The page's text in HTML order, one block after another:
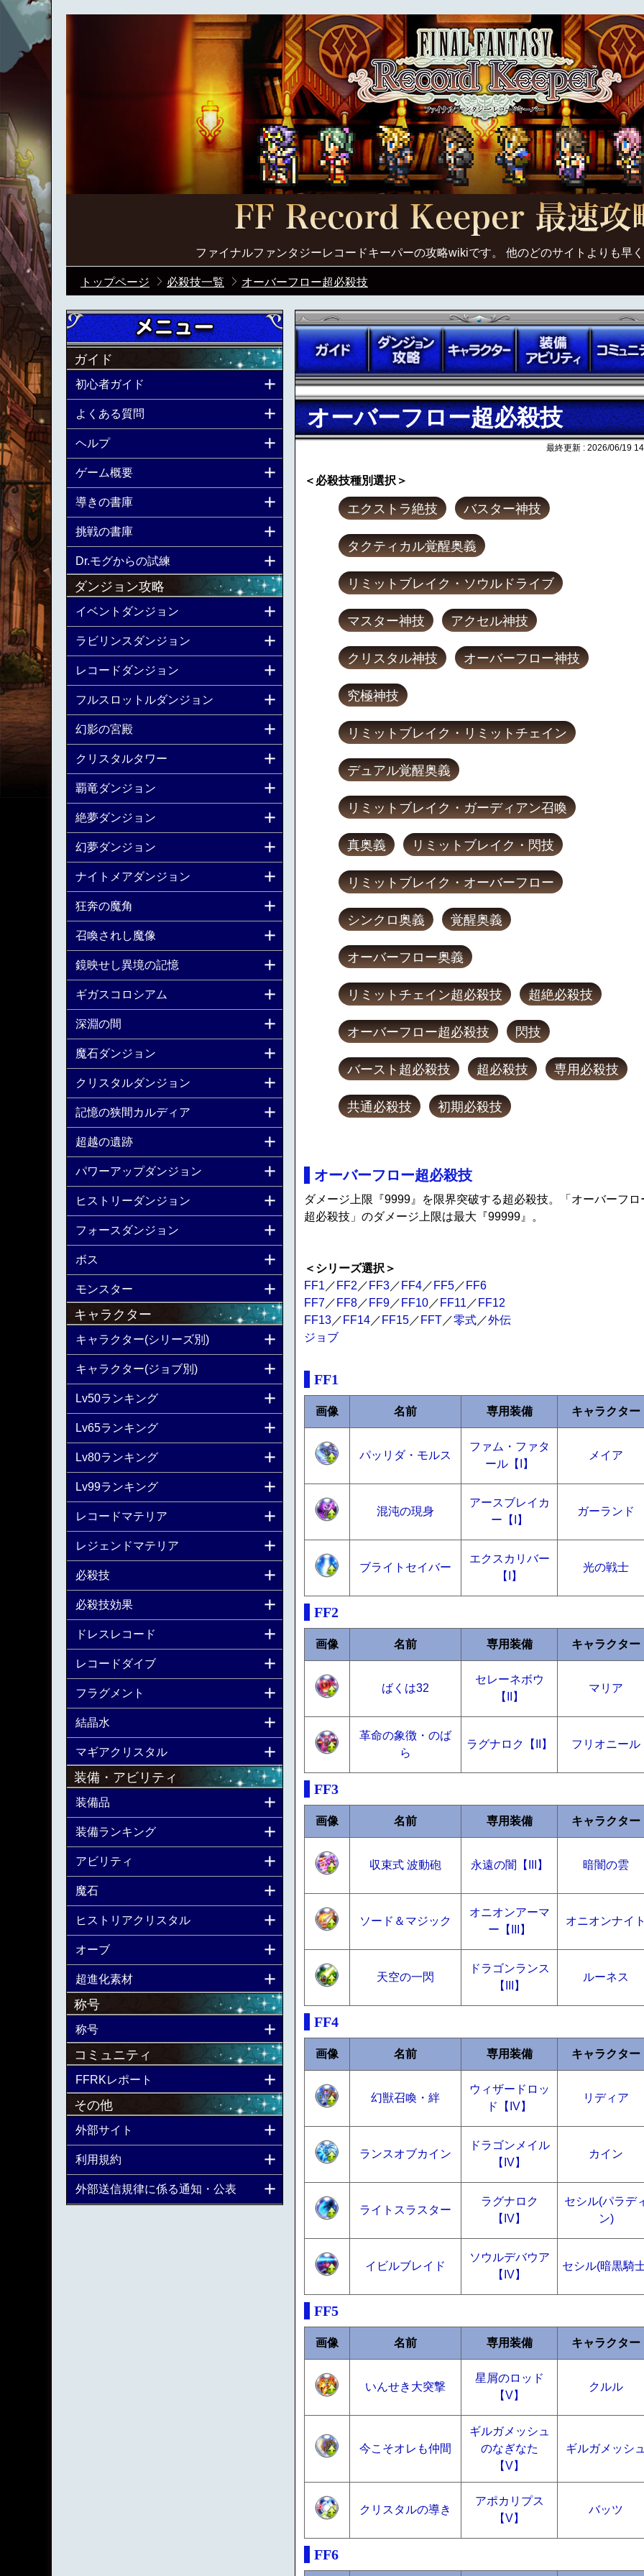
ファイナルファンタジーレコードキーパーの攻略wikiです。 他のどのサイトよりも早
トップページ 必殺技一覧 オーバーフロー超必殺技
オーバーフロー超必殺技
最終更新 : 2026/06/19
＜必殺技種別選択＞
エクストラ絶技 バスター神技
タクティカル覚醒奥義
リミットブレイク・ソウルドライブ
マスター神技 アクセル神技
クリスタル神技 オーバーフロー神技
究極神技
リミットブレイク・リミットチェイン
デュアル覚醒奥義
リミットブレイク・ガーディアン召喚
真奥義 リミットブレイク・閃技
リミットブレイク・オーバーフロー
シンクロ奥義 覚醒奥義
オーバーフロー奥義
リミットチェイン超必殺技 超絶必殺技
オーバーフロー超必殺技 閃技
バースト超必殺技 超必殺技 専用必殺技
共通必殺技 初期必殺技
オーバーフロー超必殺技
ダメージ上限『9999』を限界突破する超必殺技。「オーバーフロ
超必殺技」のダメージ上限は最大『99999』。
＜シリーズ選択＞
FF1 ／ FF2 ／ FF3／ FF4／ FF5／ FF6
FF7／ FF8／ FF9／ FF10／ FF11 ／ FF12
FF13／ FF14／ FF15／ FFT／零式／外伝
ジョブ
FF1
画像 名前 専用装備 キャラクター
パッリダ・モルス
ファム・ファタ
ール【I】
メイア
混沌の現身
アースブレイカ
ー【I】
ガーランド
ブライトセイバー
エクスカリバー
【I】
光の戦士
FF2
画像 名前 専用装備 キャラクター
ばくは32
セレーネボウ
【II】
マリア
革命の象徴・のば
ら
ラグナロク【II】 フリオニール
FF3
画像 名前 専用装備 キャラクター
収束式 波動砲 永遠の闇【III】 暗闇の雲
ソード＆マジック
オニオンアーマ
ー【III】
オニオンナイ
天空の一閃
ドラゴンランス
【III】
ルーネス
FF4
画像 名前 専用装備 キャラクター
幻獣召喚・絆
ウィザードロッ
ド【IV】
リディア
ランスオブカイン
ドラゴンメイル
【IV】
カイン
ライトスラスター
ラグナロク
【IV】
セシル(パラデ
ン)
イビルブレイド
ソウルデバウア
【IV】
セシル(暗黒騎
FF5
画像 名前 専用装備 キャラクター
いんせき大突撃
星屑のロッド
【V】
クルル
今こそオレも仲間
ギルガメッシュ
のなぎなた
【V】
ギルガメッシ
クリスタルの導き
アポカリプス
【V】
バッツ
FF6
ガイド
初心者ガイド
よくある質問
ヘルプ
ゲーム概要
導きの書庫
挑戦の書庫
Dr.モグからの試練
ダンジョン攻略
イベントダンジョン
ラビリンスダンジョン
レコードダンジョン
フルスロットルダンジョン
幻影の宮殿
クリスタルタワー
覇竜ダンジョン
絶夢ダンジョン
幻夢ダンジョン
ナイトメアダンジョン
狂奔の魔角
召喚されし魔像
鏡映せし異境の記憶
ギガスコロシアム
深淵の間
魔石ダンジョン
クリスタルダンジョン
記憶の狭間カルディア
超越の遺跡
パワーアップダンジョン
ヒストリーダンジョン
フォースダンジョン
ボス
モンスター
キャラクター
キャラクター(シリーズ別)
キャラクター(ジョブ別)
Lv50ランキング
Lv65ランキング
Lv80ランキング
Lv99ランキング
レコードマテリア
レジェンドマテリア
必殺技
必殺技効果
ドレスレコード
レコードダイブ
フラグメント
結晶水
マギアクリスタル
装備・アビリティ
装備品
装備ランキング
アビリティ
魔石
ヒストリアクリスタル
オーブ
超進化素材
称号
称号
コミュニティ
FFRKレポート
その他
外部サイト
利用規約
外部送信規律に係る通知・公表